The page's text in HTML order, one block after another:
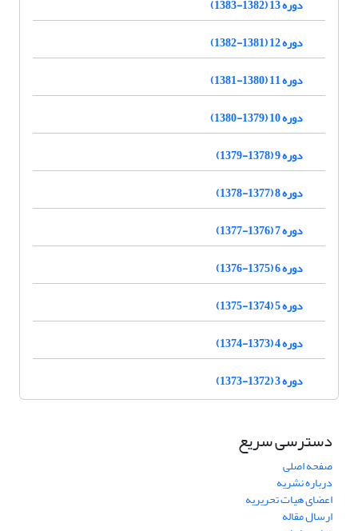
دوره 13 (1382-1383)
دوره 12 (1381-1382)
دوره 11 (1380-1381)
دوره 10 (1379-1380)
دوره 9 (1378-1379)
دوره 8 (1377-1378)
دوره 7 (1376-1377)
دوره 6 (1375-1376)
دوره 5 (1374-1375)
دوره 4 (1373-1374)
دوره 3 (1372-1373)
دسترسی سریع
صفحه اصلی
درباره نشریه
اعضای هیات تحریریه
ارسال مقاله